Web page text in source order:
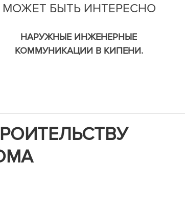
МОЖЕТ БЫТЬ ИНТЕРЕСНО
НАРУЖНЫЕ ИНЖЕНЕРНЫЕ
КОММУНИКАЦИИ В КИПЕНИ.